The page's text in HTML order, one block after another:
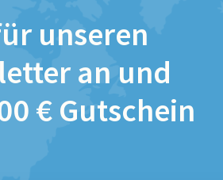
unseren
an und
€ Gutschein